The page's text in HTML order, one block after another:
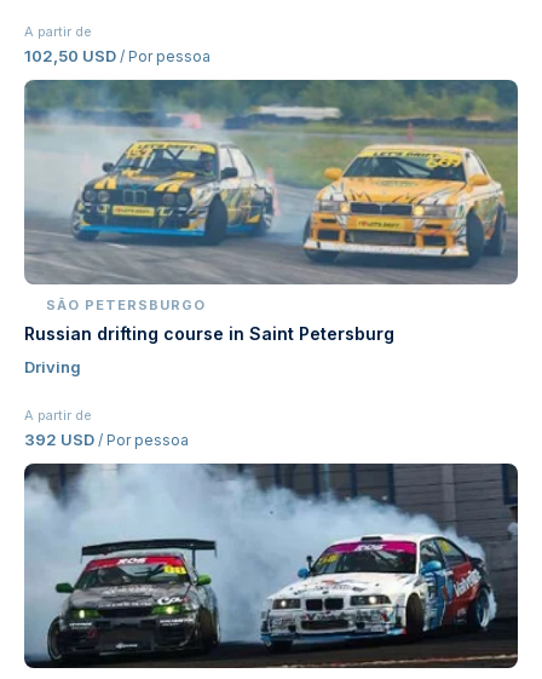
A partir de
102,50 USD / Por pessoa
SÃO PETERSBURGO
Russian drifting course in Saint Petersburg
Driving
A partir de
392 USD / Por pessoa